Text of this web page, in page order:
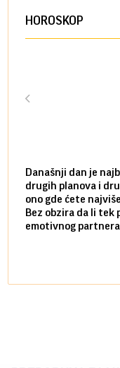
HOROSKOP
Današnji dan je
drugih planova i
ono gde ćete
Bez obzira da li tek
emotivnog